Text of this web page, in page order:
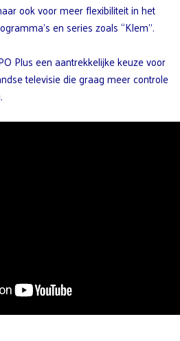
ook voor meer flexibiliteit in het
en series zoals “Klem”.
Plus een aantrekkelijke keuze voor
televisie die graag meer controle